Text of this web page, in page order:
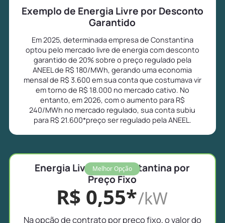
Exemplo de Energia Livre por Desconto
Garantido
Em 2025, determinada empresa de Constantina
optou pelo mercado livre de energia com desconto
garantido de 20% sobre o preço regulado pela
ANEEL de R$ 180/MWh, gerando uma economia
mensal de R$ 3.600 em sua conta que costumava vir
em torno de R$ 18.000 no mercado cativo. No
entanto, em 2026, com o aumento para R$
240/MWh no mercado regulado, sua conta subiu
para R$ 21.600*preço ser regulado pela ANEEL.
Melhor Opção
Energia Livre em Constantina por
Preço Fixo
R$ 0,55*/kW
Na opção de contrato por preço fixo, o valor do